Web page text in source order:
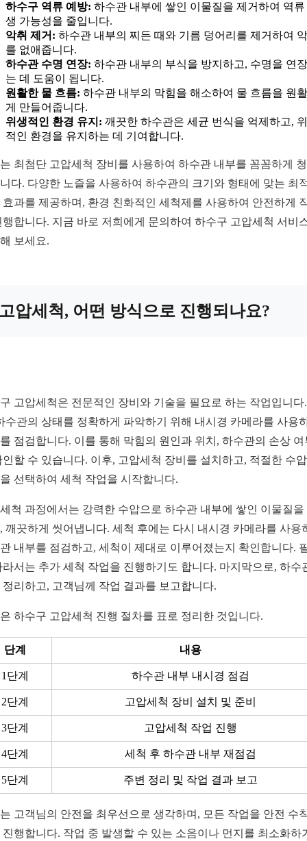
하수구 역류 예방: 하수관 내부에 쌓인 이물질을 제거하여 역류
생 가능성을 줄입니다.
악취 제거: 하수관 내부의 찌든 때와 기름 덩어리를 제거하여
를 없애줍니다.
하수관 수명 연장: 하수관 내부의 부식을 방지하고, 수명을 연
는 데 도움이 됩니다.
원활한 물 흐름: 하수관 내부의 막힘을 해소하여 물 흐름을 원
게 만들어줍니다.
위생적인 환경 유지: 깨끗한 하수관은 세균 번식을 억제하고,
적인 환경을 유지하는 데 기여합니다.
최첨단 고압세척 장비를 사용하여 하수관 내부를 꼼꼼하게
다. 다양한 노즐을 사용하여 하수관의 크기와 형태에 맞는 최
효과를 제공하며, 환경 친화적인 세척제를 사용하여 안전하게
행합니다. 지금 바로 저희에게 문의하여 하수구 고압세척 서비
보세요.
압세척, 어떤 방식으로 진행되나요?
고압세척은 전문적인 장비와 기술을 필요로 하는 작업입니다
수관의 상태를 정확하게 파악하기 위해 내시경 카메라를 사용
점검합니다. 이를 통해 막힘의 원인과 위치, 하수관의 손상 여
인할 수 있습니다. 이후, 고압세척 장비를 설치하고, 적절한 수
선택하여 세척 작업을 시작합니다.
척 과정에서는 강력한 수압으로 하수관 내부에 쌓인 이물질을
깨끗하게 씻어냅니다. 세척 후에는 다시 내시경 카메라를 사용
내부를 점검하고, 세척이 제대로 이루어졌는지 확인합니다.
라서는 추가 세척 작업을 진행하기도 합니다. 마지막으로, 하수
정리하고, 고객님께 작업 결과를 보고합니다.
하수구 고압세척 진행 절차를 표로 정리한 것입니다.
단계 내용
1단계 하수관 내부 내시경 점검
2단계 고압세척 장비 설치 및 준비
3단계 고압세척 작업 진행
4단계 세척 후 하수관 내부 재점검
5단계 주변 정리 및 작업 결과 보고
고객님의 안전을 최우선으로 생각하며, 모든 작업을 안전 수
진행합니다. 작업 중 발생할 수 있는 소음이나 먼지를 최소화하